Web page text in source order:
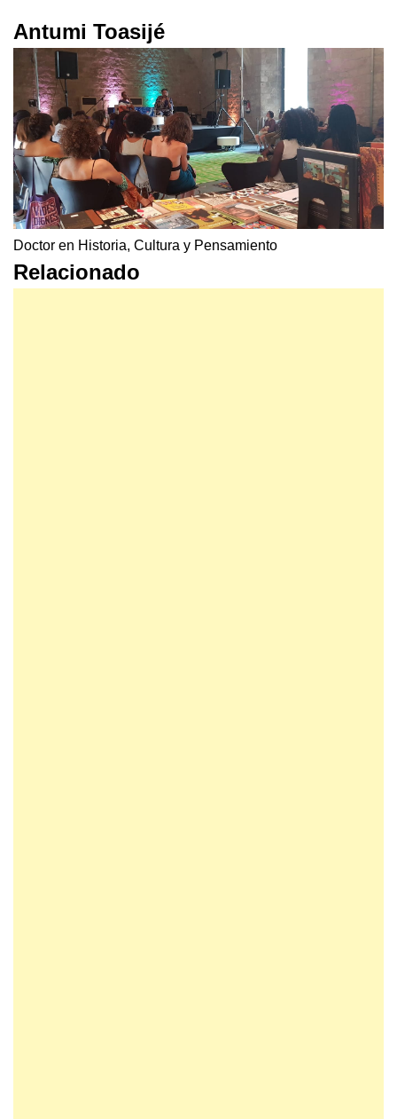
Antumi Toasijé
Doctor en Historia, Cultura y Pensamiento
Relacionado